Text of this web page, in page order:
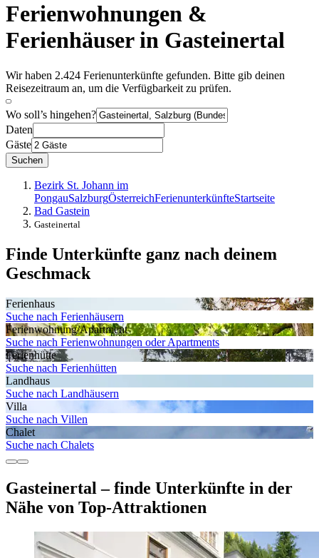
Ferienwohnungen &
Ferienhäuser in Gasteinertal
Wir haben 2.424 Ferienunterkünfte gefunden. Bitte gib deinen
Reisezeitraum an, um die Verfügbarkeit zu prüfen.
Wo soll’s hingehen?
Daten
Gäste
Suchen
Bezirk St. Johann im
PongauSalzburgÖsterreichFerienunterkünfteStartseite
Bad Gastein
Gasteinertal
Finde Unterkünfte ganz nach deinem
Geschmack
Ferienhaus
Suche nach Ferienhäusern
Ferienwohnung/Apartment
Suche nach Ferienwohnungen oder Apartments
Ferienhütte
Suche nach Ferienhütten
Landhaus
Suche nach Landhäusern
Villa
Suche nach Villen
Chalet
Suche nach Chalets
Gasteinertal – finde Unterkünfte in der
Nähe von Top-Attraktionen